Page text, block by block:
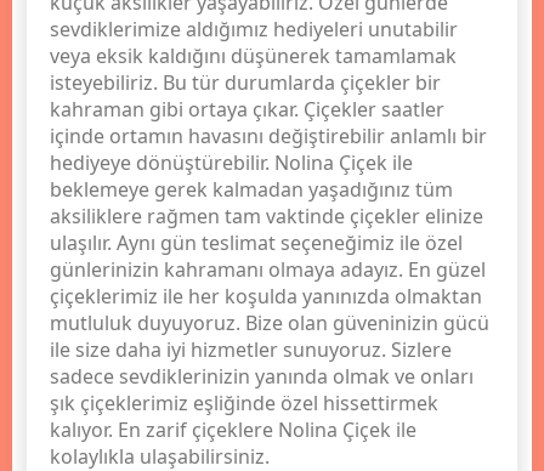
sevdiklerimize aldığımız hediyeleri unutabilir
veya eksik kaldığını düşünerek tamamlamak
isteyebiliriz. Bu tür durumlarda çiçekler bir
kahraman gibi ortaya çıkar. Çiçekler saatler
içinde ortamın havasını değiştirebilir anlamlı bir
hediyeye dönüştürebilir. Nolina Çiçek ile
beklemeye gerek kalmadan yaşadığınız tüm
aksiliklere rağmen tam vaktinde çiçekler elinize
ulaşılır. Aynı gün teslimat seçeneğimiz ile özel
günlerinizin kahramanı olmaya adayız. En güzel
çiçeklerimiz ile her koşulda yanınızda olmaktan
mutluluk duyuyoruz. Bize olan güveninizin gücü
ile size daha iyi hizmetler sunuyoruz. Sizlere
sadece sevdiklerinizin yanında olmak ve onları
şık çiçeklerimiz eşliğinde özel hissettirmek
kalıyor. En zarif çiçeklere Nolina Çiçek ile
kolaylıkla ulaşabilirsiniz.